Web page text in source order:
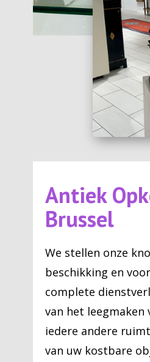
Antiek
Brussel
We stellen onze
beschikking en
complete
van het leegmaken
iedere andere
van uw kostbare